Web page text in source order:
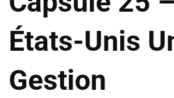
États-Unis
Gestion